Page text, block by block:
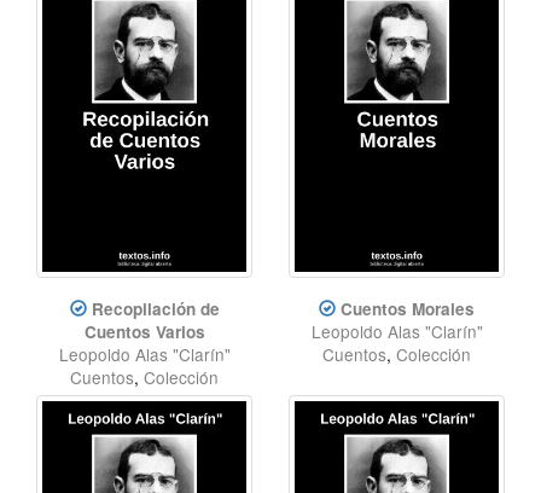
Recopilación de
Cuentos Varios
Leopoldo Alas "Clarín"
Cuentos, Colección
Cuentos Morales
Leopoldo Alas "Clarín"
Cuentos, Colección